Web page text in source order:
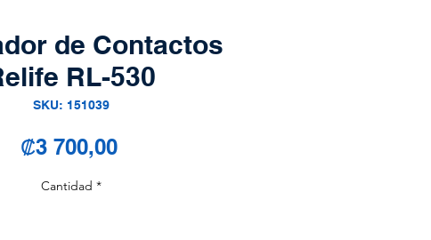
de Contactos
RL-530
SKU: 151039
₡3 700,00Precio
Cantidad *